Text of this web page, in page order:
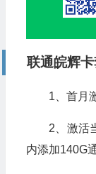
联通皖辉
1、首月
2、激活
内添加140G